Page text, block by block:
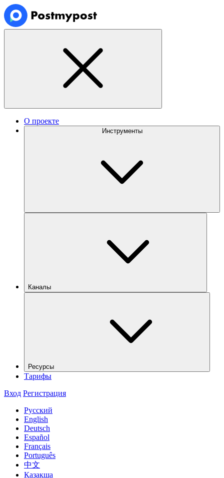
О проекте
Инструменты
Каналы
Ресурсы
Тарифы
Вход Регистрация
Русский
English
Deutsch
Español
Français
Português
中文
Қазақша